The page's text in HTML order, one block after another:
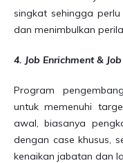
singkat sehingga
dan menimbulkan
4. Job Enrichment &
Program
untuk memenuhi
awal, biasanya
dengan case khusus,
kenaikan jabatan dan